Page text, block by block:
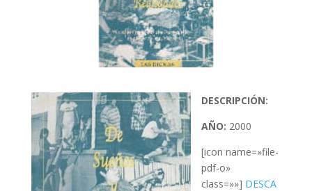
DESCRIPCIÓN:
AÑO: 2000
[icon name=»file-
pdf-o»
class=»»] DESCA